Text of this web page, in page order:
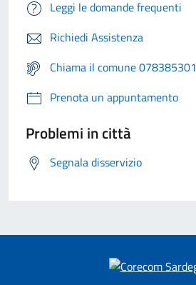
Leggi le domande frequenti
Richiedi Assistenza
Chiama il comune 078385301
Prenota un appuntamento
Problemi in città
Segnala disservizio